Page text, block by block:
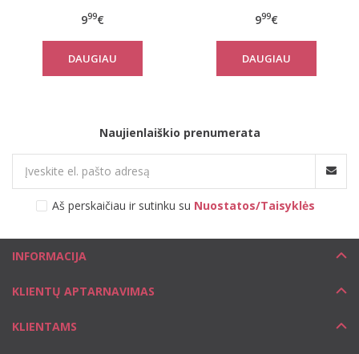
999€
DAUGIAU
999€
DAUGIAU
Naujienlaiškio prenumerata
Aš perskaičiau ir sutinku su Nuostatos/Taisyklės
INFORMACIJA
KLIENTŲ APTARNAVIMAS
KLIENTAMS